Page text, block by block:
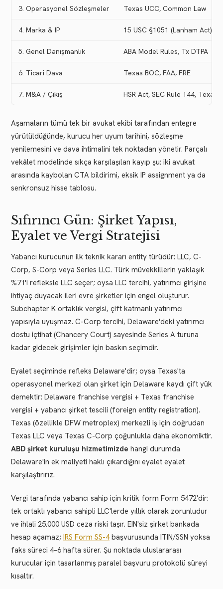
3. Operasyonel Sözleşmeler Texas UCC, Common Law
4. Marka & IP 15 USC §1051 (Lanham Act)
5. Genel Danışmanlık ABA Model Rules, Tx DTPA
6. Ticari Dava Texas BOC, FAA, FRE
7. M&A / Çıkış HSR Act, SEC Rule 144, Texas
Aşamaların tümü tek bir avukat ekibi tarafından entegre
yürütüldüğünde, kurucu her uyum tarihini, sözleşme
yenilemesini ve dava ihtimalini tek noktadan yönetir. Parçalı
vekâlet modelinde sıkça karşılaşılan kayıp şu: iki avukat
arasında kaybolan CTA bildirimi, eksik IP assignment ya da
senkronsuz hisse tablosu.
Sıfırıncı Gün: Şirket Yapısı,
Eyalet ve Vergi Stratejisi
Yabancı kurucunun ilk teknik kararı entity türüdür: LLC, C-
Corp, S-Corp veya Series LLC. Türk müvekkillerin yaklaşık
%71'i refleksle LLC seçer; oysa LLC tercihi, yatırımcı girişine
ihtiyaç duyacak ileri evre şirketler için engel oluşturur.
Subchapter K ortaklık vergisi, çift katmanlı yatırımcı
yapısıyla uyuşmaz. C-Corp tercihi, Delaware'deki yatırımcı
dostu içtihat (Chancery Court) sayesinde Series A turuna
kadar gidecek girişimler için baskın seçimdir.
Eyalet seçiminde refleks Delaware'dir; oysa Texas'ta
operasyonel merkezi olan şirket için Delaware kaydı çift yük
demektir: Delaware franchise vergisi + Texas franchise
vergisi + yabancı şirket tescili (foreign entity registration).
Texas (özellikle DFW metroplex) merkezli iş için doğrudan
Texas LLC veya Texas C-Corp çoğunlukla daha ekonomiktir.
ABD şirket kuruluşu hizmetimizde hangi durumda
Delaware'in ek maliyeti haklı çıkardığını eyalet eyalet
karşılaştırırız.
Vergi tarafında yabancı sahip için kritik form Form 5472'dir:
tek ortaklı yabancı sahipli LLC'lerde yıllık olarak zorunludur
ve ihlali 25.000 USD ceza riski taşır. EIN'siz şirket bankada
hesap açamaz; IRS Form SS-4başvurusunda ITIN/SSN yoksa
faks süreci 4–6 hafta sürer. Şu noktada uluslararası
kurucular için tasarlanmış paralel başvuru protokolü süreyi
kısaltır.